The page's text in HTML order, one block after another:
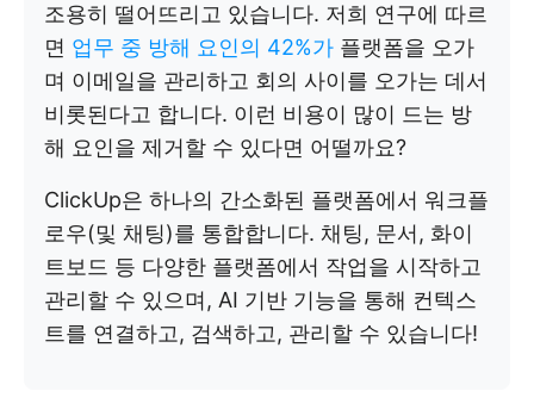
조용히 떨어뜨리고 있습니다. 저희 연구에 따르
면 업무 중 방해 요인의 42%가 플랫폼을 오가
며 이메일을 관리하고 회의 사이를 오가는 데서
비롯된다고 합니다. 이런 비용이 많이 드는 방
해 요인을 제거할 수 있다면 어떨까요?
ClickUp은 하나의 간소화된 플랫폼에서 워크플
로우(및 채팅)를 통합합니다. 채팅, 문서, 화이
트보드 등 다양한 플랫폼에서 작업을 시작하고
관리할 수 있으며, AI 기반 기능을 통해 컨텍스
트를 연결하고, 검색하고, 관리할 수 있습니다!